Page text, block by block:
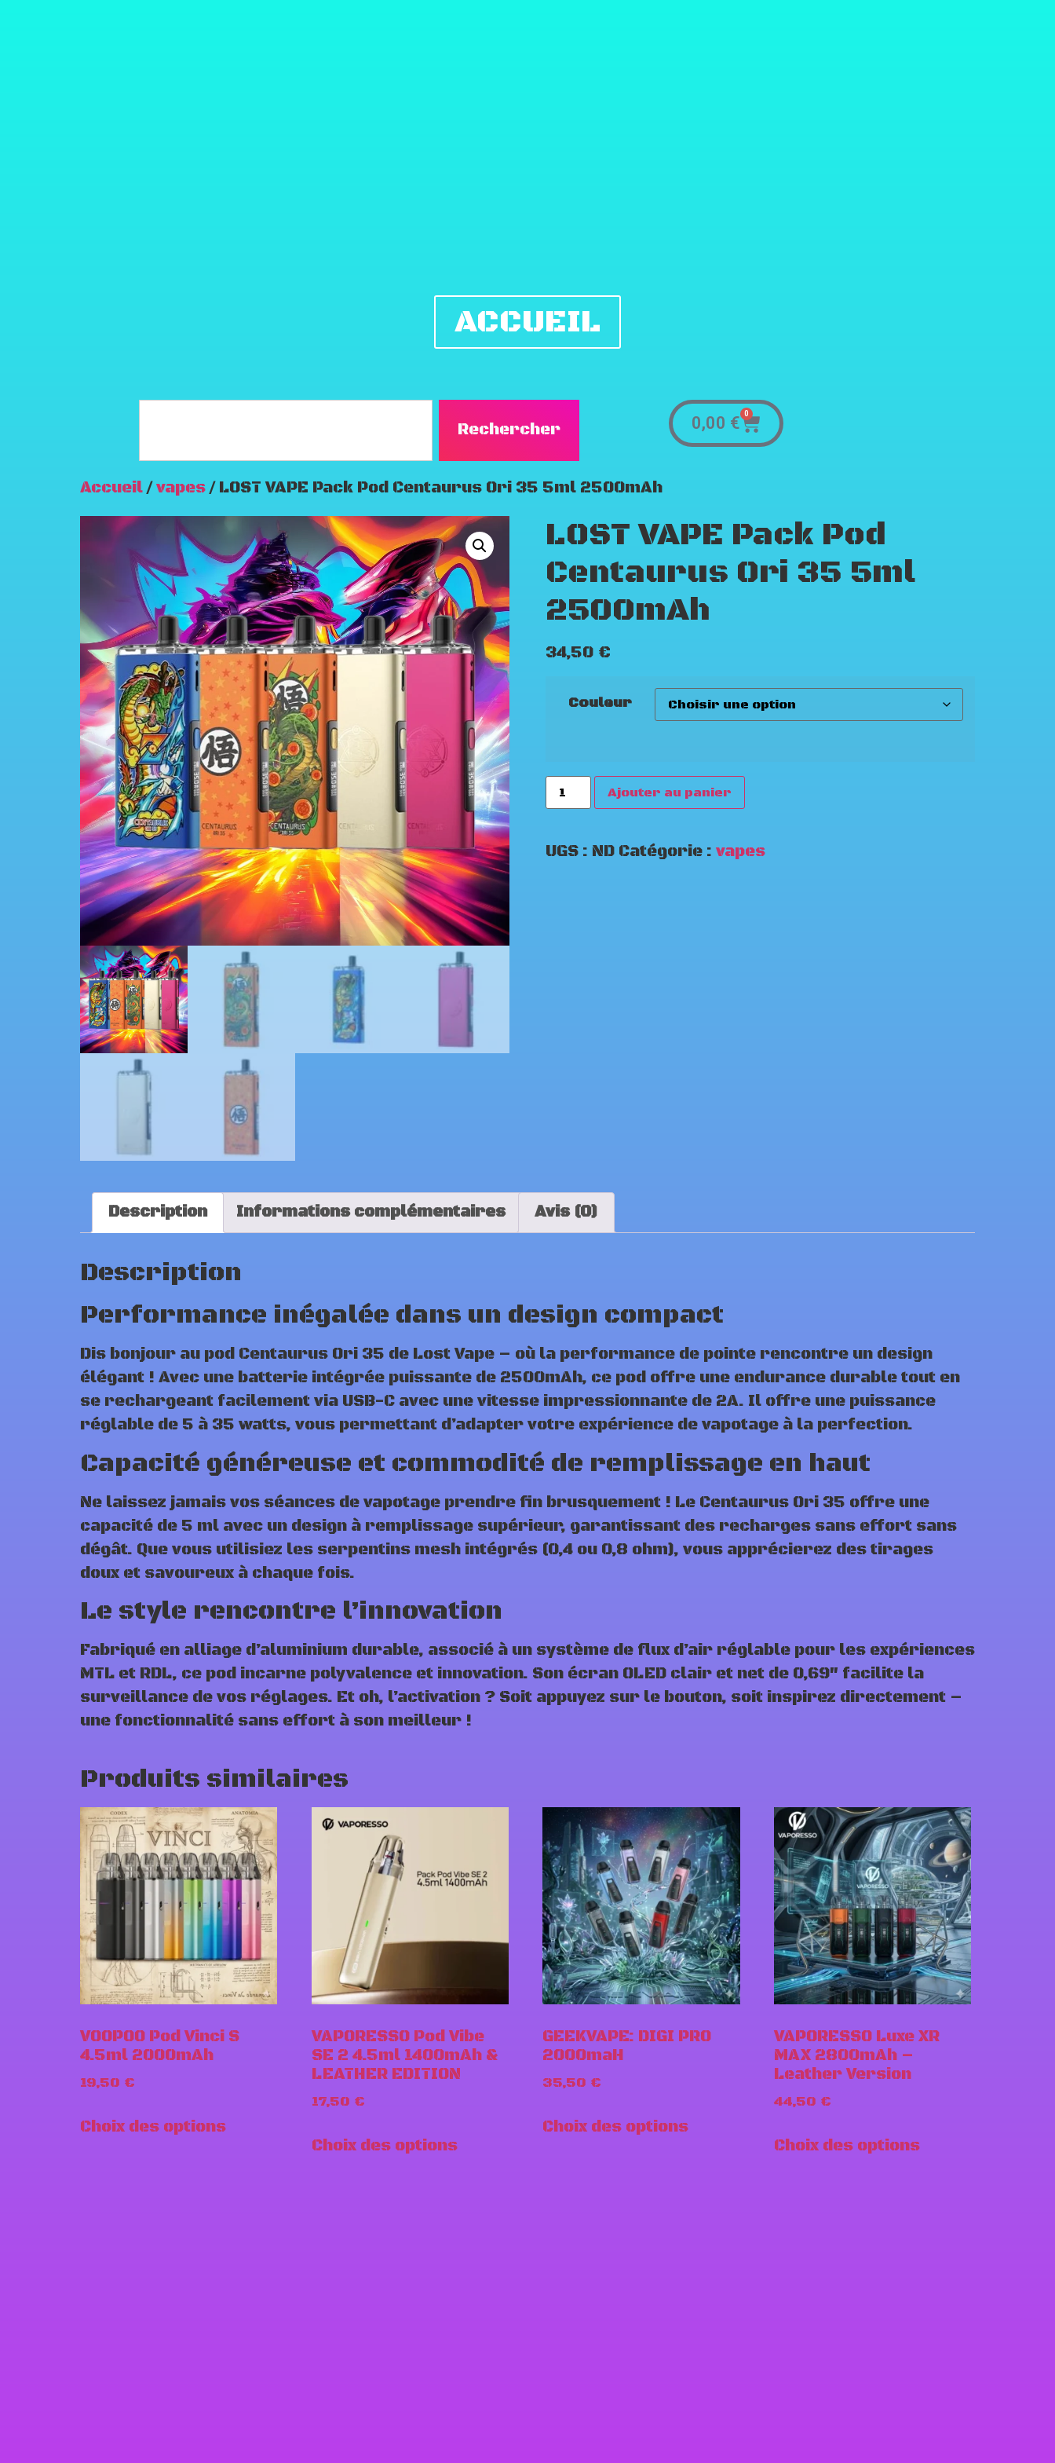
ACCUEIL
Rechercher 0,00 € 0
Accueil/vapes/ LOST VAPE Pack Pod Centaurus Ori 35 5ml 2500mAh
LOST VAPE Pack Pod
Centaurus Ori 35 5ml
2500mAh
34,50 €
Couleur
Ajouter au panier
UGS : ND Catégorie : vapes
Description Informations complémentaires Avis (0)
Description
Performance inégalée dans un design compact
Dis bonjour au pod Centaurus Ori 35 de Lost Vape – où la performance de pointe rencontre un design
élégant ! Avec une batterie intégrée puissante de 2500mAh, ce pod offre une endurance durable tout en
se rechargeant facilement via USB-C avec une vitesse impressionnante de 2A. Il offre une puissance
réglable de 5 à 35 watts, vous permettant d’adapter votre expérience de vapotage à la perfection.
Capacité généreuse et commodité de remplissage en haut
Ne laissez jamais vos séances de vapotage prendre fin brusquement ! Le Centaurus Ori 35 offre une
capacité de 5 ml avec un design à remplissage supérieur, garantissant des recharges sans effort sans
dégât. Que vous utilisiez les serpentins mesh intégrés (0,4 ou 0,8 ohm), vous apprécierez des tirages
doux et savoureux à chaque fois.
Le style rencontre l’innovation
Fabriqué en alliage d’aluminium durable, associé à un système de flux d’air réglable pour les expériences
MTL et RDL, ce pod incarne polyvalence et innovation. Son écran OLED clair et net de 0,69″ facilite la
surveillance de vos réglages. Et oh, l’activation ? Soit appuyez sur le bouton, soit inspirez directement –
une fonctionnalité sans effort à son meilleur !
Produits similaires
VOOPOO Pod Vinci S
4.5ml 2000mAh
19,50 €
Choix des options
VAPORESSO Pod Vibe
SE 2 4.5ml 1400mAh &
LEATHER EDITION
17,50 €
Choix des options
GEEKVAPE: DIGI PRO
2000maH
35,50 €
Choix des options
VAPORESSO Luxe XR
MAX 2800mAh –
Leather Version
44,50 €
Choix des options